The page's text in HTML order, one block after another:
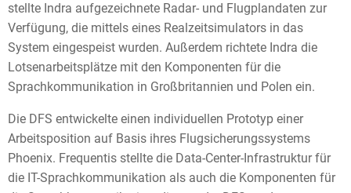
stellte Indra aufgezeichnete Radar- und Flugplandaten zur
Verfügung, die mittels eines Realzeitsimulators in das
System eingespeist wurden. Außerdem richtete Indra die
Lotsenarbeitsplätze mit den Komponenten für die
Sprachkommunikation in Großbritannien und Polen ein.
Die DFS entwickelte einen individuellen Prototyp einer
Arbeitsposition auf Basis ihres Flugsicherungssystems
Phoenix. Frequentis stellte die Data-Center-Infrastruktur für
die IT-Sprachkommunikation als auch die Komponenten für